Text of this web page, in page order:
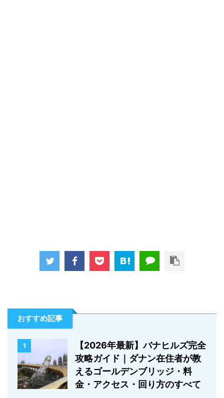
おすすめ記事
1
【2026年最新】バナヒルズ完全
攻略ガイド｜ダナン在住者が教
えるゴールデンブリッジ・料
金・アクセス・回り方のすべて